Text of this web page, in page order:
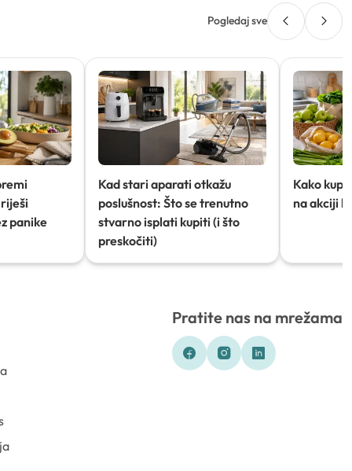
Pogledaj sve
panike
Kad stari aparati otkažu
poslušnost: Što se trenutno
stvarno isplati kupiti (i što
preskočiti)
Kako
na akciji
Pratite nas na mrežama